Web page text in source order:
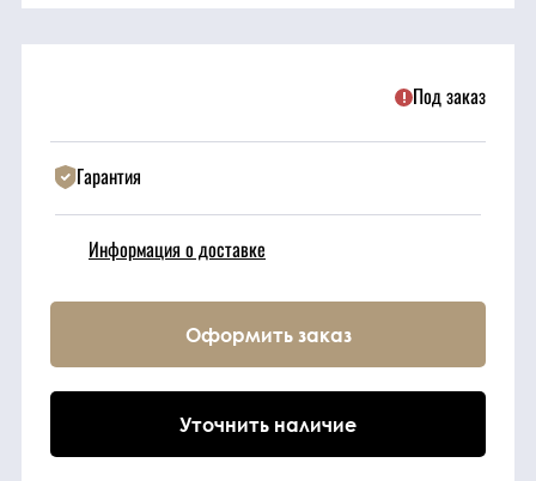
Режущие
элементы
элементы
Ходовые части
Под заказ
Гарантия
Информация о доставке
Оформить заказ
Уточнить наличие